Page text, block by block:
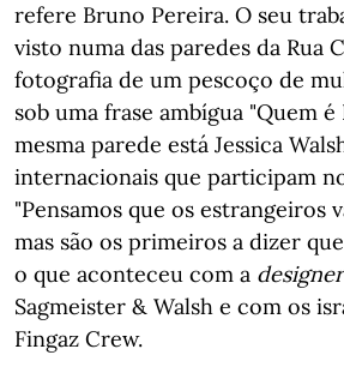
refere Bruno Pereira. O seu
visto numa das paredes da Rua
fotografia de um pescoço de
sob uma frase ambígua "Quem é
mesma parede está Jessica
internacionais que participam
"Pensamos que os estrangeiros
mas são os primeiros a dizer
o que aconteceu com a designer
Sagmeister & Walsh e com os
Fingaz Crew.